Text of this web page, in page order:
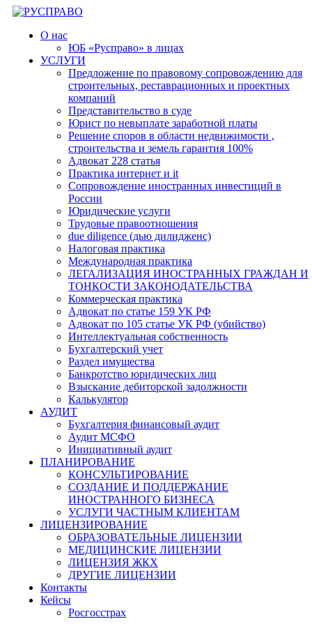
Перейти
содержимому
О нас
ЮБ «Русправо» в лицах
УСЛУГИ
Предложение по правовому сопровождению для
строительных, реставрационных и проектных
компаний
Представительство в суде
Юрист по невыплате заработной платы
Решение споров в области недвижимости ,
строительства и земель гарантия 100%
Адвокат 228 статья
Практика интернет и it
Сопровождение иностранных инвестиций в
России
Юридические услуги
Трудовые правоотношения
due diligence (дью дилидженс)
Налоговая практика
Международная практика
ЛЕГАЛИЗАЦИЯ ИНОСТРАННЫХ ГРАЖДАН И
ТОНКОСТИ ЗАКОНОДАТЕЛЬСТВА
Коммерческая практика
Адвокат по статье 159 УК РФ
Адвокат по 105 статье УК РФ (убийство)
Интеллектуальная собственность
Бухгалтерский учет
Раздел имущества
Банкротство юридических лиц
Взыскание дебиторской задолжности
Калькулятор
АУДИТ
Бухгалтерия финансовый аудит
Аудит МСФО
Инициативный аудит
ПЛАНИРОВАНИЕ
КОНСУЛЬТИРОВАНИЕ
СОЗДАНИЕ И ПОДДЕРЖАНИЕ
ИНОСТРАННОГО БИЗНЕСА
УСЛУГИ ЧАСТНЫМ КЛИЕНТАМ
ЛИЦЕНЗИРОВАНИЕ
ОБРАЗОВАТЕЛЬНЫЕ ЛИЦЕНЗИИ
МЕДИЦИНСКИЕ ЛИЦЕНЗИИ
ЛИЦЕНЗИЯ ЖКХ
ДРУГИЕ ЛИЦЕНЗИИ
Контакты
Кейсы
Росгосстрах